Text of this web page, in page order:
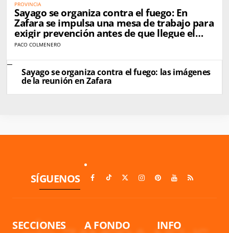
PROVINCIA
Sayago se organiza contra el fuego: En
Zafara se impulsa una mesa de trabajo para
exigir prevención antes de que llegue el
próximo incendio
PACO COLMENERO
Sayago se organiza contra el fuego: las imágenes
de la reunión en Zafara
SÍGUENOS
SECCIONES A FONDO INFO